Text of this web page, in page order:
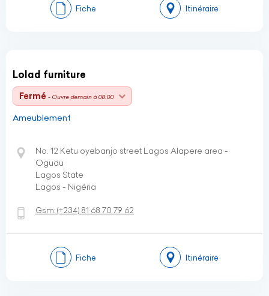
Fiche Itinéraire
Lolad furniture
Fermé - Ouvre demain à 08:00
Ameublement
No. 12 Ketu oyebanjo street Lagos Alapere area -
Ogudu
Lagos State
Lagos - Nigéria
Gsm:(+234) 81 68 70 79 62
Fiche Itinéraire